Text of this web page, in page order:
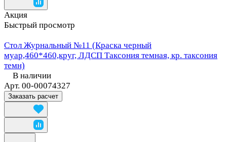
Акция
Быстрый просмотр
Стол Журнальный №11 (Краска черный
муар,460*460,круг, ЛДСП Таксония темная, кр. таксония
темн)
В наличии
Арт. 00-00074327
Заказать расчет